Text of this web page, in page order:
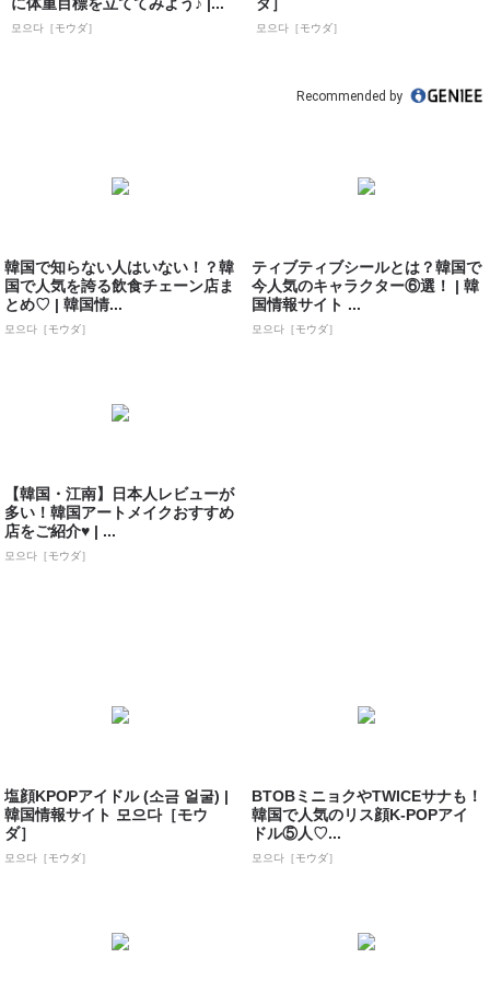
に体重目標を立ててみよう♪ |...
모으다［モウダ］
ダ］
모으다［モウダ］
Recommended by
韓国で知らない人はいない！？韓
国で人気を誇る飲食チェーン店ま
とめ♡ | 韓国情...
모으다［モウダ］
ティブティブシールとは？韓国で
今人気のキャラクター⑥選！ | 韓
国情報サイト ...
모으다［モウダ］
【韓国・江南】日本人レビューが
多い！韓国アートメイクおすすめ
店をご紹介♥ | ...
모으다［モウダ］
塩顔KPOPアイドル (소금 얼굴) |
韓国情報サイト 모으다［モウ
ダ］
모으다［モウダ］
BTOBミニョクやTWICEサナも！
韓国で人気のリス顔K-POPアイ
ドル⑤人♡...
모으다［モウダ］